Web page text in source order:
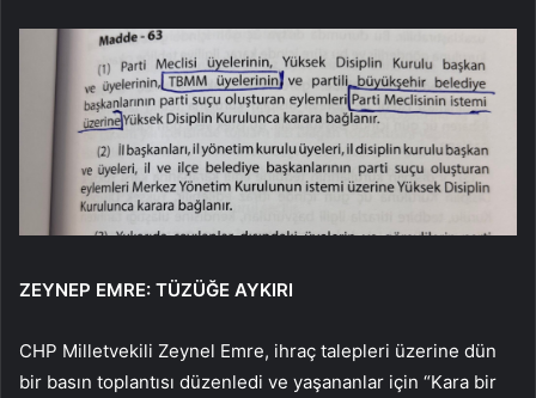
ZEYNEP EMRE: TÜZÜĞE AYKIRI
CHP Milletvekili Zeynel Emre, ihraç talepleri üzerine dün
bir basın toplantısı düzenledi ve yaşananlar için “Kara bir